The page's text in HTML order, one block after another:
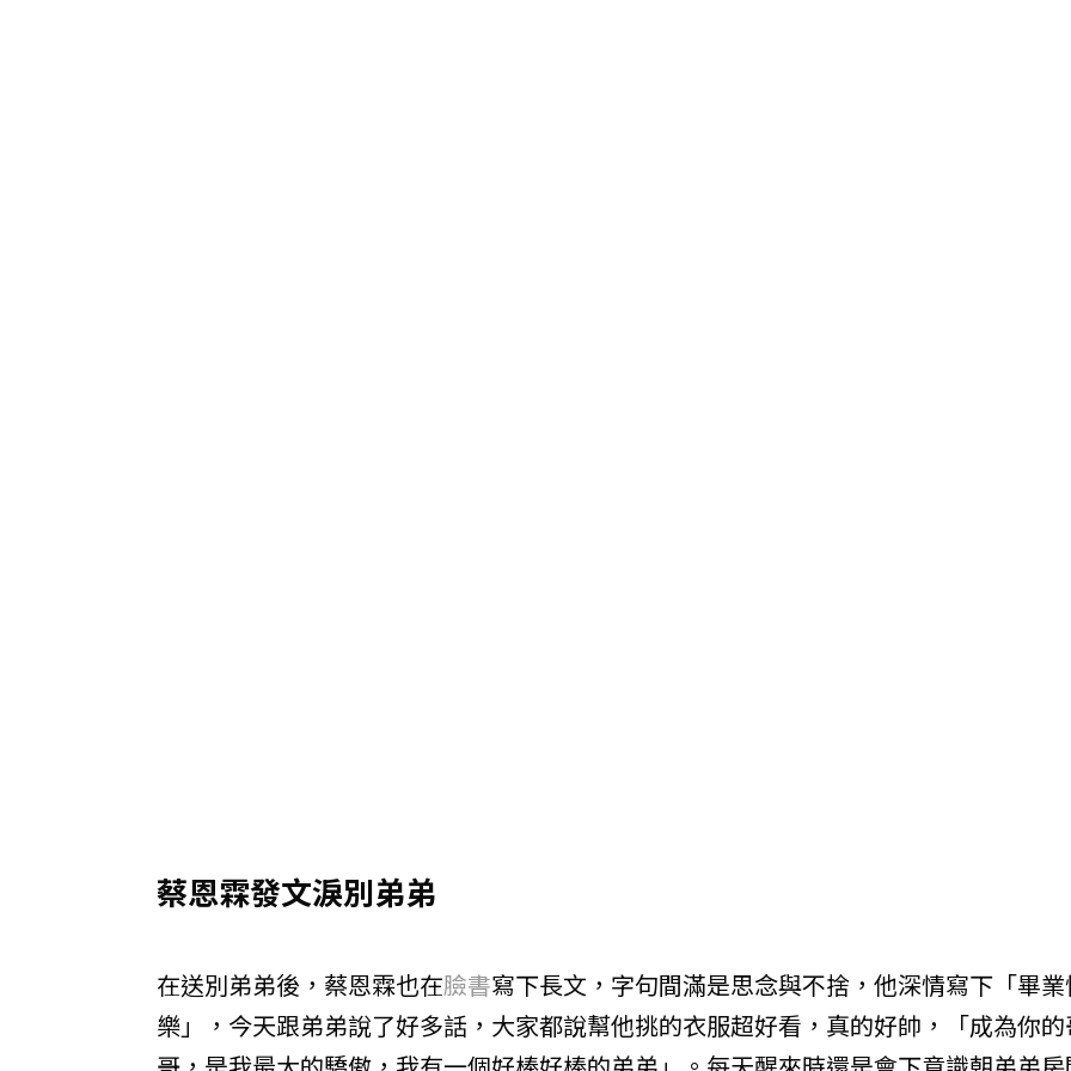
蔡恩霖發文淚別弟弟
在送別弟弟後，蔡恩霖也在臉書寫下長文，字句間滿是思念與不捨，他深情寫下「畢
樂」，今天跟弟弟說了好多話，大家都說幫他挑的衣服超好看，真的好帥，「成為你